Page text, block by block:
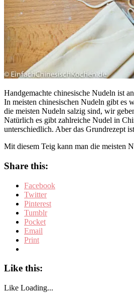
Handgemachte chinesische Nudeln ist
In meisten chinesischen Nudeln gibt es
die meisten Nudeln salzig sind, wir
Natürlich es gibt zahlreiche Nudel in
unterschiedlich. Aber das Grundrezept
Mit diesem Teig kann man die meisten
Share this:
Facebook
Twitter
Pinterest
Tumblr
Pocket
Email
Print
Like this:
Like Loading...